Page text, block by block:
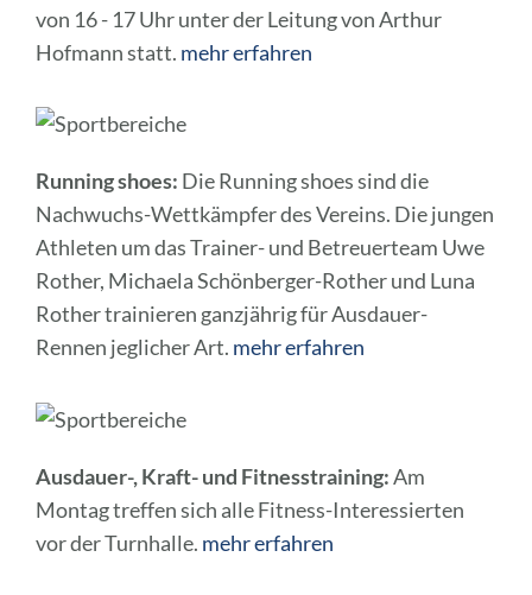
von 16 - 17 Uhr unter der Leitung von Arthur
Hofmann statt. mehr erfahren
Running shoes: Die Running shoes sind die
Nachwuchs-Wettkämpfer des Vereins. Die jungen
Athleten um das Trainer- und Betreuerteam Uwe
Rother, Michaela Schönberger-Rother und Luna
Rother trainieren ganzjährig für Ausdauer-
Rennen jeglicher Art. mehr erfahren
Ausdauer-, Kraft- und Fitnesstraining:Am
Montag treffen sich alle Fitness-Interessierten
vor der Turnhalle. mehr erfahren